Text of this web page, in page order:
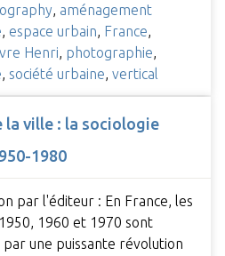
, aménagement
, espace urbain, France,
Henri, photographie,
, société urbaine, vertical
la ville : la sociologie
1980
par l'éditeur : En France, les
1960 et 1970 sont
une puissante révolution